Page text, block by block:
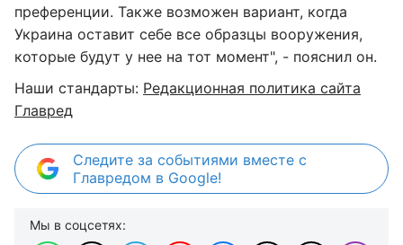
преференции. Также возможен вариант, когда
Украина оставит себе все образцы вооружения,
которые будут у нее на тот момент", - пояснил он.
Наши стандарты: Редакционная политика сайта
Главред
Следите за событиями вместе с
Главредом в Google!
Мы в соцсетях: